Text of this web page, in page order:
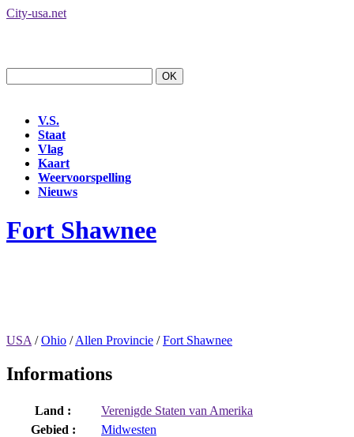
City-usa.net
V.S.
Staat
Vlag
Kaart
Weervoorspelling
Nieuws
Fort Shawnee
USA /Ohio /Allen Provincie /Fort Shawnee
Informations
Land :
Verenigde Staten van Amerika
Gebied :
Midwesten